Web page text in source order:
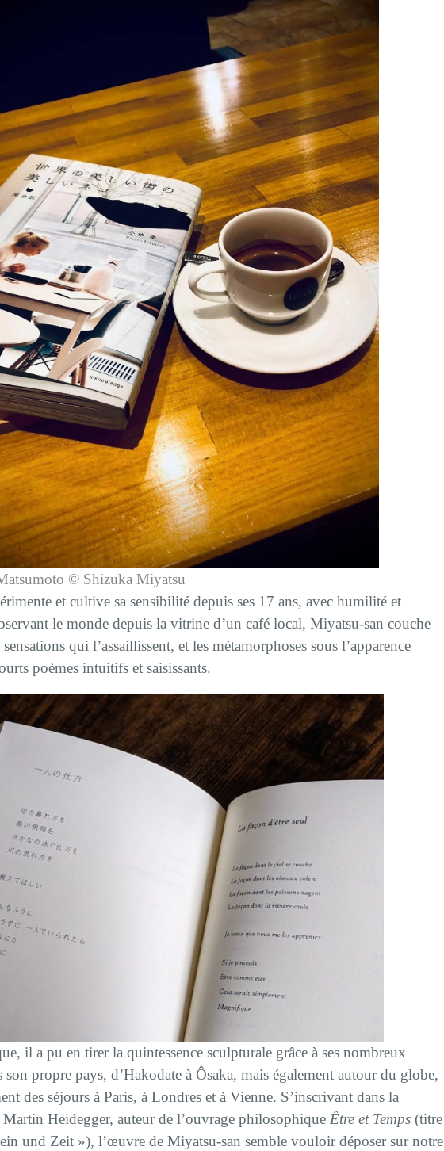
© Shizuka Miyatsu
et cultive sa sensibilité depuis ses 17 ans, avec humilité et
le monde depuis la vitrine d’un café local, Miyatsu-san couche
qui l’assaillissent, et les métamorphoses sous l’apparence
poèmes intuitifs et saisissants.
il a pu en tirer la quintessence sculpturale grâce à ses nombreux
son propre pays, d’Hakodate à Ôsaka, mais également autour du globe,
des séjours à Paris, à Londres et à Vienne. S’inscrivant dans la
Heidegger, auteur de l’ouvrage philosophique Être et Temps (titre
und Zeit »), l’œuvre de Miyatsu-san semble vouloir déposer sur notre